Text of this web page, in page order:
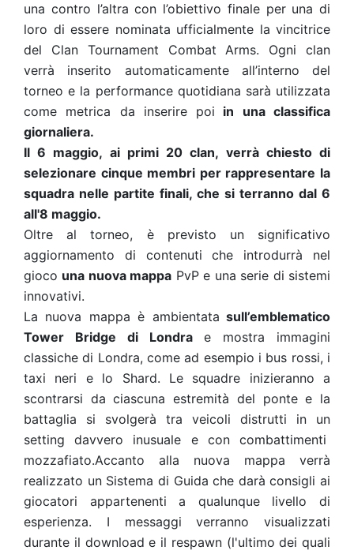
una contro l’altra con l’obiettivo finale per una di
loro di essere nominata ufficialmente la vincitrice
del Clan Tournament Combat Arms. Ogni clan
verrà inserito automaticamente all’interno del
torneo e la performance quotidiana sarà utilizzata
come metrica da inserire poi in una classifica
giornaliera.
Il 6 maggio, ai primi 20 clan, verrà chiesto di
selezionare cinque membri per rappresentare la
squadra nelle partite finali, che si terranno dal 6
all'8 maggio.
Oltre al torneo, è previsto un significativo
aggiornamento di contenuti che introdurrà nel
gioco una nuova mappa PvP e una serie di sistemi
innovativi.
La nuova mappa è ambientata sull’emblematico
Tower Bridge di Londrae mostra immagini
classiche di Londra, come ad esempio i bus rossi, i
taxi neri e lo Shard. Le squadre inizieranno a
scontrarsi da ciascuna estremità del ponte e la
battaglia si svolgerà tra veicoli distrutti in un
setting davvero inusuale e con combattimenti
mozzafiato.Accanto alla nuova mappa verrà
realizzato un Sistema di Guida che darà consigli ai
giocatori appartenenti a qualunque livello di
esperienza. I messaggi verranno visualizzati
durante il download e il respawn (l'ultimo dei quali